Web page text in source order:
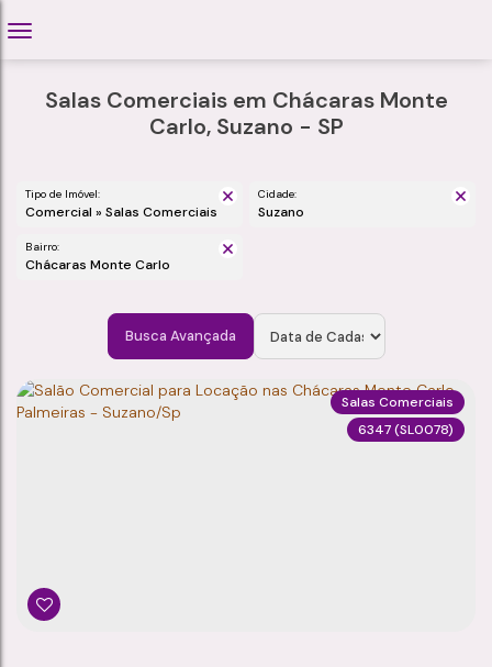
Salas Comerciais em Chácaras Monte
Carlo, Suzano - SP
Tipo de Imóvel:
Comercial » Salas Comerciais
Cidade:
Suzano
Bairro:
Chácaras Monte Carlo
Busca Avançada
6347(SL0078)
Salas Comerciais